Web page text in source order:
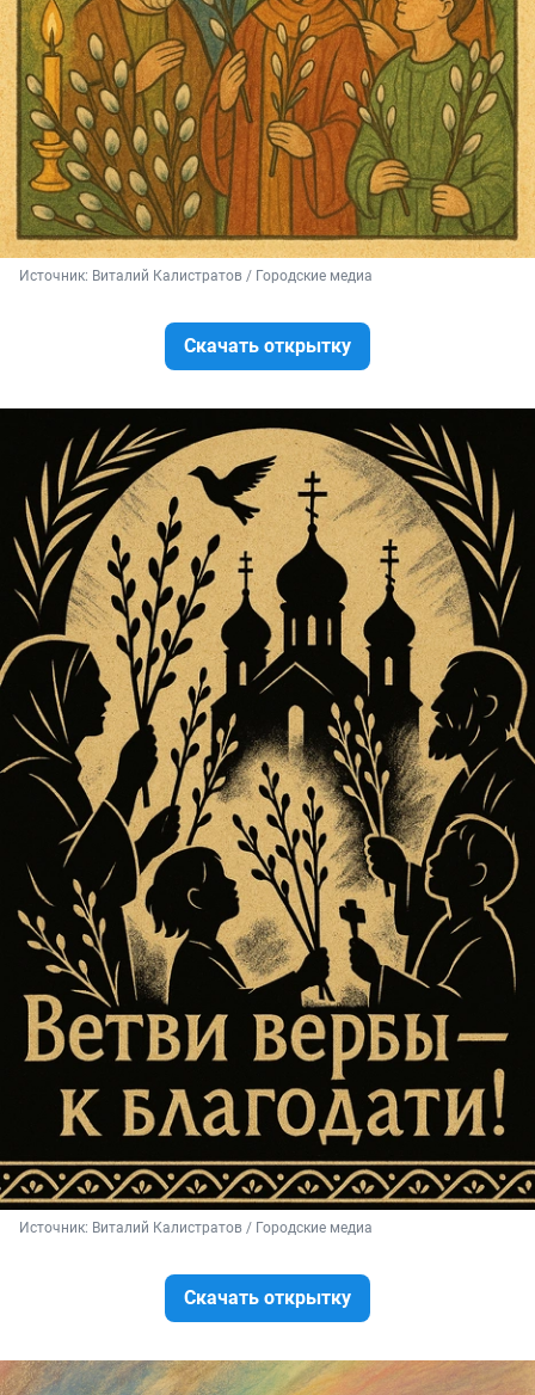
Источник: Виталий Калистратов / Городские медиа
Скачать открытку
Источник: Виталий Калистратов / Городские медиа
Скачать открытку